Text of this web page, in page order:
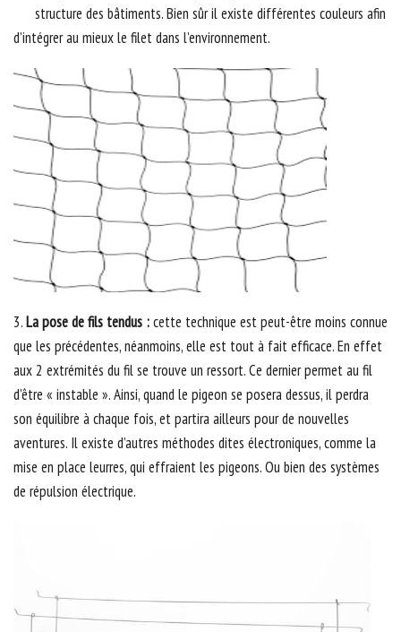
structure des bâtiments. Bien sûr il existe différentes couleurs afin
d’intégrer au mieux le filet dans l’environnement.
3.La pose de fils tendus :cette technique est peut-être moins connue
que les précédentes, néanmoins, elle est tout à fait efficace. En effet
aux 2 extrémités du fil se trouve un ressort. Ce dernier permet au fil
d’être « instable ». Ainsi, quand le pigeon se posera dessus, il perdra
son équilibre à chaque fois, et partira ailleurs pour de nouvelles
aventures. Il existe d’autres méthodes dites électroniques, comme la
mise en place leurres, qui effraient les pigeons. Ou bien des systèmes
de répulsion électrique.